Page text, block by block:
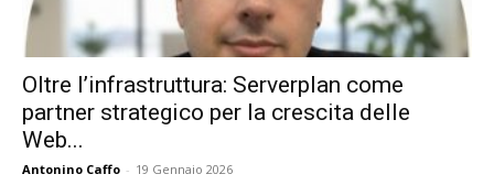
Oltre l’infrastruttura: Serverplan come
partner strategico per la crescita delle
Web...
Antonino Caffo - 19 Gennaio 2026